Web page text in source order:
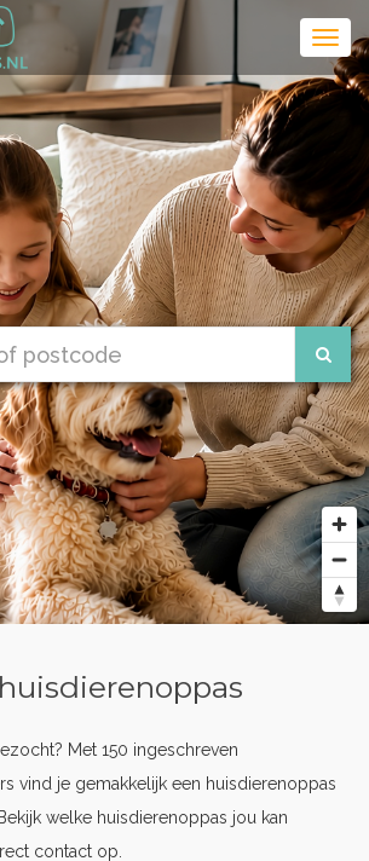
Met 150 ingeschreven
vind je gemakkelijk een huisdierenoppas
welke huisdierenoppas jou kan
contact op.